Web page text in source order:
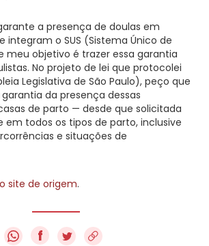
a presença de doulas em
integram o SUS (Sistema Único de
meu objetivo é trazer essa garantia
No projeto de lei que protocolei
Legislativa de São Paulo), peço que
da presença dessas
de parto — desde que solicitada
todos os tipos de parto, inclusive
e situações de
site de origem.
f